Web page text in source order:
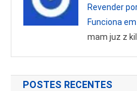
Revender
Funciona
mam juz z
POSTES RECENTES